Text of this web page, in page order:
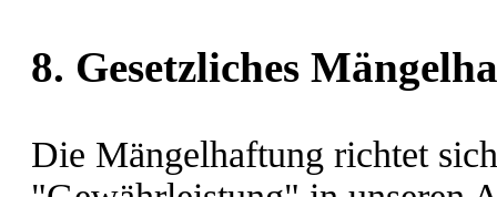
8. Gesetzliches
Die Mängelhaftung richtet